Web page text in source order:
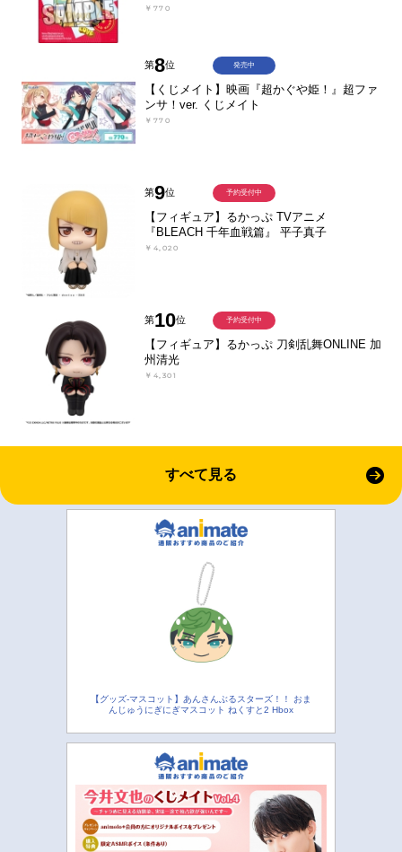
￥770
第8位
【くじメイト】映画『超かぐや姫！』超ファ
ンサ！ver. くじメイト
￥770
発売中
第9位
【フィギュア】るかっぷ TVアニメ
『BLEACH 千年血戦篇』 平子真子
￥4,020
予約受付中
第10位
【フィギュア】るかっぷ 刀剣乱舞ONLINE 加
州清光
￥4,301
予約受付中
すべて見る
【グッズ-マスコット】あんさんぶるスターズ！！ おま
んじゅうにぎにぎマスコット ねくすと2 Hbox